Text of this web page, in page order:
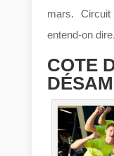
mars.
entend-on
COTE